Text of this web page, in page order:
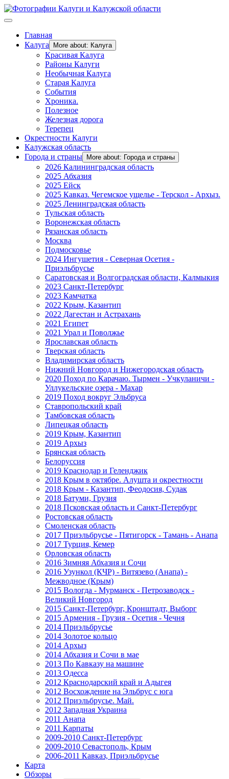
Главная
Калуга
More about: Калуга
Красивая Калуга
Районы Калуги
Необычная Калуга
Старая Калуга
События
Хроника.
Полезное
Железная дорога
Терепец
Окрестности Калуги
Калужская область
Города и страны
More about: Города и страны
2026 Калининградская область
2025 Абхазия
2025 Ейск
2025 Кавказ. Чегемское ущелье - Терскол - Архыз.
2025 Ленинградская область
Тульская область
Воронежская область
Рязанская область
Москва
Подмосковье
2024 Ингушетия - Северная Осетия -
Приэльбрусье
Саратовская и Волгоградская области, Калмыкия
2023 Санкт-Петербург
2023 Камчатка
2022 Крым, Казантип
2022 Дагестан и Астрахань
2021 Египет
2021 Урал и Поволжье
Ярославская область
Тверская область
Владимирская область
Нижний Новгород и Нижегородская область
2020 Поход по Карачаю. Тырмен - Учкуланичи -
Уллукельские озера - Махар
2019 Поход вокруг Эльбруса
Ставропольский край
Тамбовская область
Липецкая область
2019 Крым, Казантип
2019 Архыз
Брянская область
Белоруссия
2019 Краснодар и Геленджик
2018 Крым в октябре. Алушта и окрестности
2018 Крым - Казантип, Феодосия, Судак
2018 Батуми, Грузия
2018 Псковская область и Санкт-Петербург
Ростовская область
Смоленская область
2017 Приэльбрусье - Пятигорск - Тамань - Анапа
2017 Турция, Кемер
Орловская область
2016 Зимняя Абхазия и Сочи
2016 Узункол (КЧР) - Витязево (Анапа) -
Межводное (Крым)
2015 Вологда - Мурманск - Петрозаводск -
Великий Новгород
2015 Санкт-Петербург, Кронштадт, Выборг
2015 Армения - Грузия - Осетия - Чечня
2014 Приэльбрусье
2014 Золотое кольцо
2014 Архыз
2014 Абхазия и Сочи в мае
2013 По Кавказу на машине
2013 Одесса
2012 Краснодарский край и Адыгея
2012 Восхождение на Эльбрус с юга
2012 Приэльбрусье. Май.
2012 Западная Украина
2011 Анапа
2011 Карпаты
2009-2010 Санкт-Петербург
2009-2010 Севастополь, Крым
2006-2011 Кавказ, Приэльбрусье
Карта
Обзоры